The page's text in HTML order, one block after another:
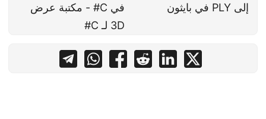
إلى PLY في بايثون
في C# - مكتبة عرض
3D لـ C#